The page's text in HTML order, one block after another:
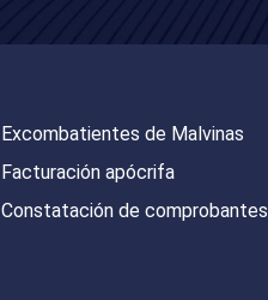
Excombatientes de Malvinas
Facturación apócrifa
Constatación de comprobantes